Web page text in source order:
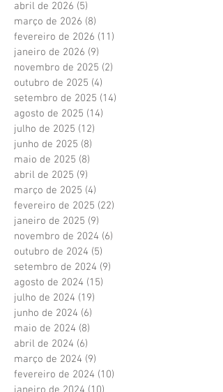
abril de 2026 (5)
março de 2026 (8)
fevereiro de 2026 (11)
janeiro de 2026 (9)
novembro de 2025 (2)
outubro de 2025 (4)
setembro de 2025 (14)
agosto de 2025 (14)
julho de 2025 (12)
junho de 2025 (8)
maio de 2025 (8)
abril de 2025 (9)
março de 2025 (4)
fevereiro de 2025 (22)
janeiro de 2025 (9)
novembro de 2024 (6)
outubro de 2024 (5)
setembro de 2024 (9)
agosto de 2024 (15)
julho de 2024 (19)
junho de 2024 (6)
maio de 2024 (8)
abril de 2024 (6)
março de 2024 (9)
fevereiro de 2024 (10)